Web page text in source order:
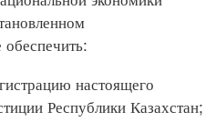
обеспечить:
настоящего
Республики Казахстан;